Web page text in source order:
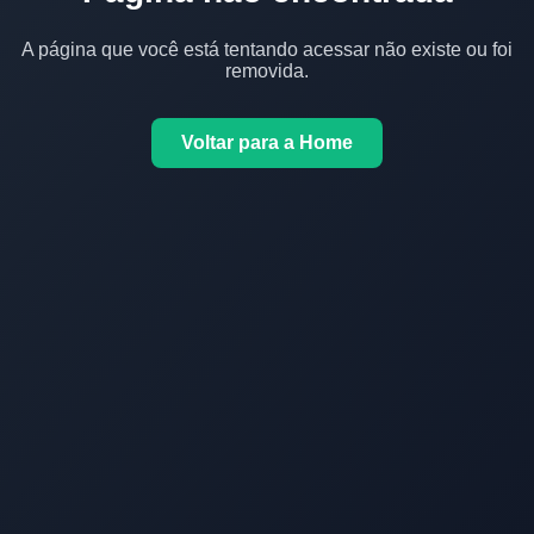
A página que você está tentando acessar não existe ou foi
removida.
Voltar para a Home